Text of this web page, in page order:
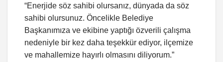
“Enerjide söz sahibi olursanız, dünyada da söz
sahibi olursunuz. Öncelikle Belediye
Başkanımıza ve ekibine yaptığı özverili çalışma
nedeniyle bir kez daha teşekkür ediyor, ilçemize
ve mahallemize hayırlı olmasını diliyorum.”